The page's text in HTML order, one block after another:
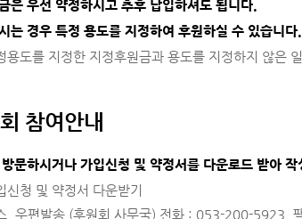
은 우선 약정하시고 추후 납입하셔도 됩니다.
는 경우 특정 용도를 지정하여 후원하실 수 있습니다.
용도를 지정한 지정후원금과 용도를 지정하지 않은
참여안내
문하시거나 가입신청 및 약정서를 다운로드 받아
신청 및 약정서 다운받기
, 우편발송 (후원회 사무국) 전화 : 053-200-5923,